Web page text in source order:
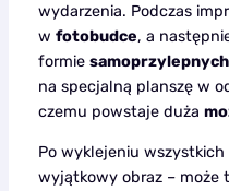
wydarzenia. Podczas
w fotobudce, a
formie
na specjalną planszę w
czemu powstaje duża
Po wyklejeniu
wyjątkowy obraz – może